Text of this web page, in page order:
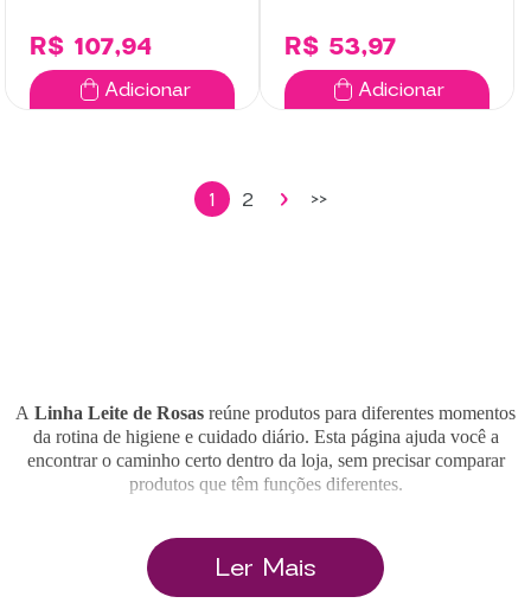
R$ 107,94
Adicionar
R$ 53,97
Adicionar
1 2 >>
A Linha Leite de Rosas reúne produtos para diferentes momentos
da rotina de higiene e cuidado diário. Esta página ajuda você a
encontrar o caminho certo dentro da loja, sem precisar comparar
produtos que têm funções diferentes.
clássico da marca, um desodorante para as axilas, um sabonete para o
banho, um hidratante corporal, um lenço demaquilante ou um
acessório para organizar e transportar os produtos da rotina. Cada
Ler Mais